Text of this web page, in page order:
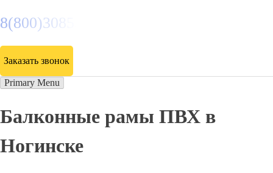
8(800)3085303
Заказать звонок
Primary Menu
Балконные рамы ПВХ в
Ногинске